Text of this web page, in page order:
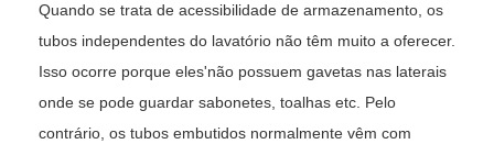
Quando se trata de acessibilidade de armazenamento, os
tubos independentes do lavatório não têm muito a oferecer.
Isso ocorre porque eles'não possuem gavetas nas laterais
onde se pode guardar sabonetes, toalhas etc. Pelo
contrário, os tubos embutidos normalmente vêm com